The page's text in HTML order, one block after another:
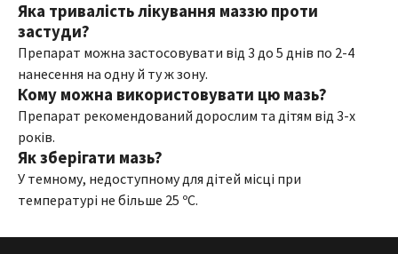
Яка тривалість лікування маззю проти
застуди?
Препарат можна застосовувати від 3 до 5 днів по 2-4
нанесення на одну й ту ж зону.
Кому можна використовувати цю мазь?
Препарат рекомендований дорослим та дітям від 3-х
років.
Як зберігати мазь?
У темному, недоступному для дітей місці при
температурі не більше 25 ºС.